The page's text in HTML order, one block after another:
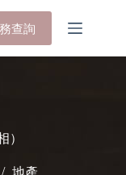
查詢
）